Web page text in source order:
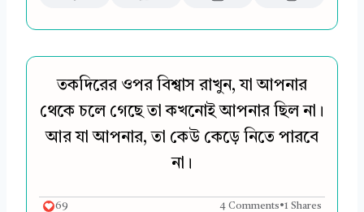
তকদিরের ওপর বিশ্বাস রাখুন, যা আপনার
থেকে চলে গেছে তা কখনোই আপনার ছিল না।
আর যা আপনার, তা কেউ কেড়ে নিতে পারবে
না।
69 4 Comments•1 Shares